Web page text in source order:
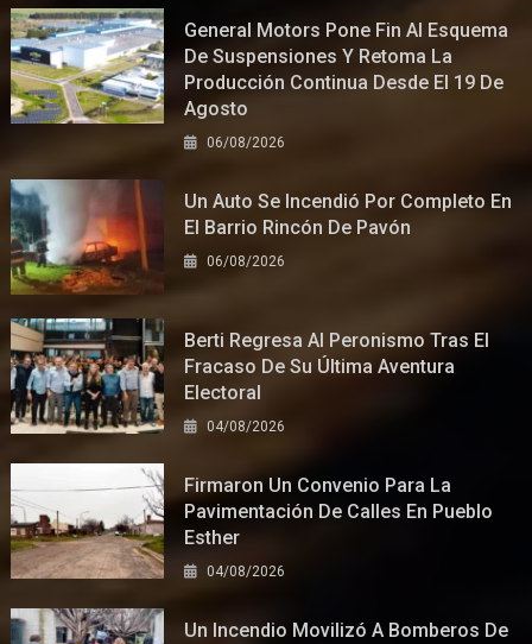
General Motors Pone Fin Al Esquema
De Suspensiones Y Retoma La
Producción Continua Desde El 19 De
Agosto
06/08/2026
Un Auto Se Incendió Por Completo En
El Barrio Rincón De Pavón
06/08/2026
Berti Regresa Al Peronismo Tras El
Fracaso De Su Última Aventura
Electoral
04/08/2026
Firmaron Un Convenio Para La
Pavimentación De Calles En Pueblo
Esther
04/08/2026
Un Incendio Movilizó A Bomberos De